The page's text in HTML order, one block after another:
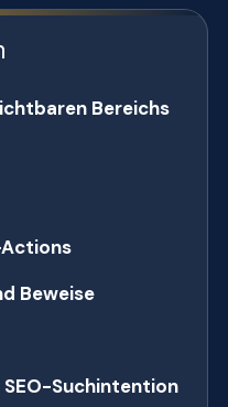
Bereichs
Beweise
Suchintention